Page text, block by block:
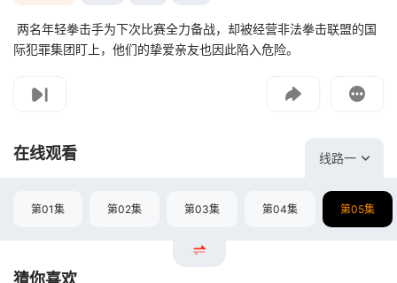
两名年轻拳击手为下次比赛全力备战，却被经营非法拳击联盟的国
际犯罪集团盯上，他们的挚爱亲友也因此陷入危险。
如遇无法播放请提交给我们
在线观看 线路一
第01集 第02集 第03集 第04集 第05集
猜你喜欢